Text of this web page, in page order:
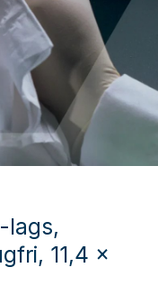
lags,
11,4 x